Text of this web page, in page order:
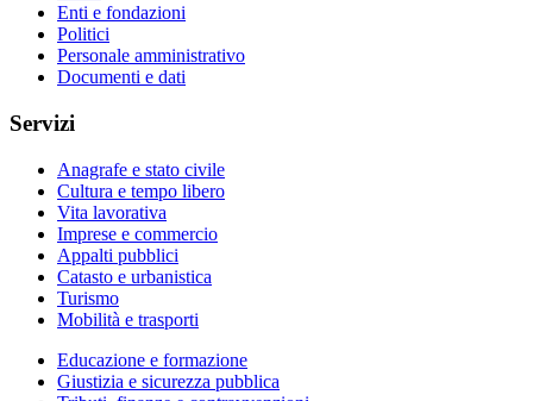
Enti e fondazioni
Politici
Personale amministrativo
Documenti e dati
Servizi
Anagrafe e stato civile
Cultura e tempo libero
Vita lavorativa
Imprese e commercio
Appalti pubblici
Catasto e urbanistica
Turismo
Mobilità e trasporti
Educazione e formazione
Giustizia e sicurezza pubblica